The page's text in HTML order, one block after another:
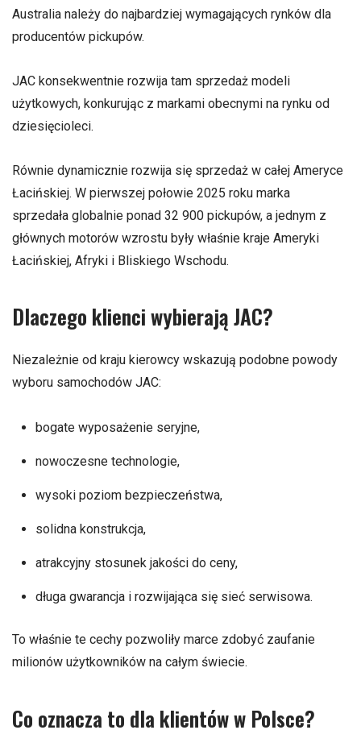
Australia należy do najbardziej wymagających rynków dla
producentów pickupów.
JAC konsekwentnie rozwija tam sprzedaż modeli
użytkowych, konkurując z markami obecnymi na rynku od
dziesięcioleci.
Równie dynamicznie rozwija się sprzedaż w całej Ameryce
Łacińskiej. W pierwszej połowie 2025 roku marka
sprzedała globalnie ponad 32 900 pickupów, a jednym z
głównych motorów wzrostu były właśnie kraje Ameryki
Łacińskiej, Afryki i Bliskiego Wschodu.
Dlaczego klienci wybierają JAC?
Niezależnie od kraju kierowcy wskazują podobne powody
wyboru samochodów JAC:
bogate wyposażenie seryjne,
nowoczesne technologie,
wysoki poziom bezpieczeństwa,
solidna konstrukcja,
atrakcyjny stosunek jakości do ceny,
długa gwarancja i rozwijająca się sieć serwisowa.
To właśnie te cechy pozwoliły marce zdobyć zaufanie
milionów użytkowników na całym świecie.
Co oznacza to dla klientów w Polsce?